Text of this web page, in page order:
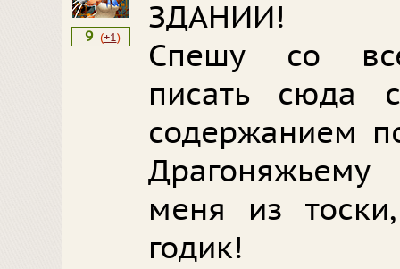
9 (+1)
ЗДАНИИ!
Спешу со
писать сюда
содержанием
меня из
годик!